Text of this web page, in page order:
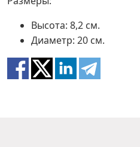
Высота: 8,2 см.
Диаметр: 20 см.